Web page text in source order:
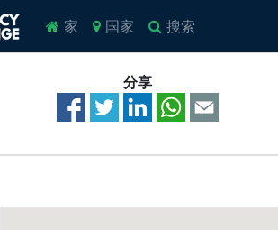
家 国家 搜索
分享